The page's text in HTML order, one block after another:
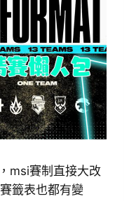
msi賽制直接大改
籤表也都有變